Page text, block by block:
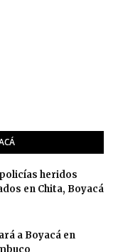
heridos
en Chita, Boyacá
a Boyacá en